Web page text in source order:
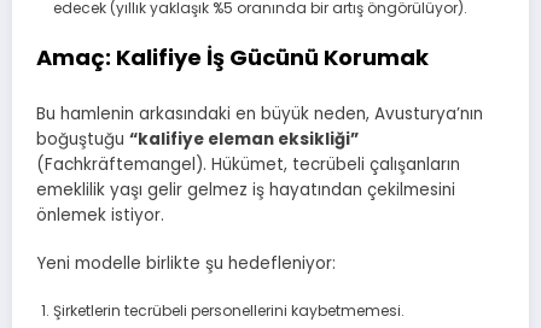
edecek (yıllık yaklaşık %5 oranında bir artış öngörülüyor).
Amaç: Kalifiye İş Gücünü Korumak
Bu hamlenin arkasındaki en büyük neden, Avusturya’nın
boğuştuğu “kalifiye eleman eksikliği”
(Fachkräftemangel). Hükümet, tecrübeli çalışanların
emeklilik yaşı gelir gelmez iş hayatından çekilmesini
önlemek istiyor.
Yeni modelle birlikte şu hedefleniyor:
Şirketlerin tecrübeli personellerini kaybetmemesi.